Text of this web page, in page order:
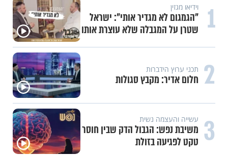
1 וידיאו מגזין
"הגמגום לא מגדיר אותי": ישראל
שטרן על המגבלה שלא עוצרת אותו
2 תכני ערוץ הידברות
חלום אדיר: מקבץ סגולות
3 עשייה והעצמה נשית
משיבת נפש: הגבול הדק שבין חוסר
טקט לפגיעה בזולת